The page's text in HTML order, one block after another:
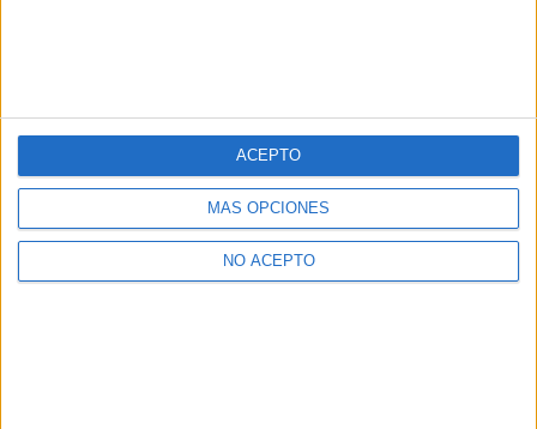
MÁS OPCIONES
NO ACEPTO
ACEPTO